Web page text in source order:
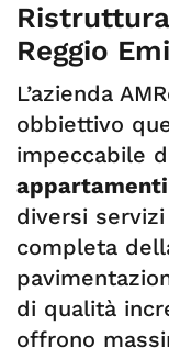
Reggio
L’azienda
obbiettivo
impeccabile
diversi
completa
di qualità
offrono